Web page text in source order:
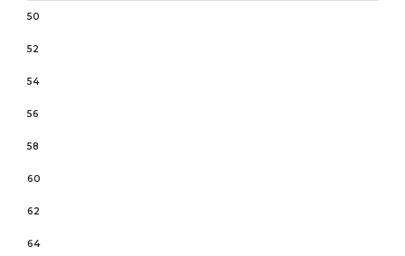
50
52
54
56
58
60
62
64